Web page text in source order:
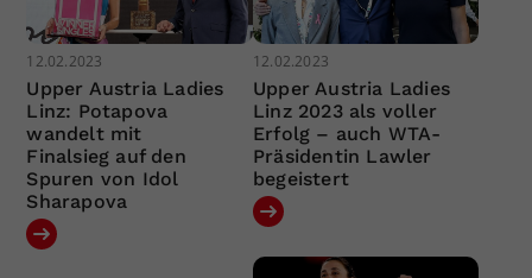
12.02.2023
Upper Austria Ladies
Linz: Potapova
wandelt mit
Finalsieg auf den
Spuren von Idol
Sharapova
12.02.2023
Upper Austria Ladies
Linz 2023 als voller
Erfolg – auch WTA-
Präsidentin Lawler
begeistert